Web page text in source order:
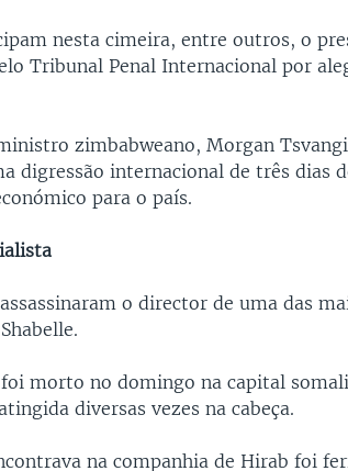
nesta cimeira, entre outros, o
Tribunal Penal Internacional por
zimbabweano, Morgan
digressão internacional de três dias
para o país.
o director de uma das
morto no domingo na capital
diversas vezes na cabeça.
na companhia de Hirab foi